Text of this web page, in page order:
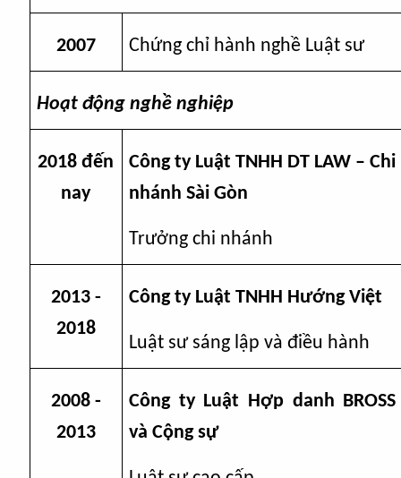
2007 Chứng chỉ hành nghề Luật sư
Hoạt động nghề nghiệp
2018 đến
nay
Công ty Luật TNHH DT LAW – Chi
nhánh Sài Gòn
Trưởng chi nhánh
2013 -
2018
Công ty Luật TNHH Hướng Việt
Luật sư sáng lập và điều hành
2008 -
2013
Công ty Luật Hợp danh BROSS
và Cộng sự